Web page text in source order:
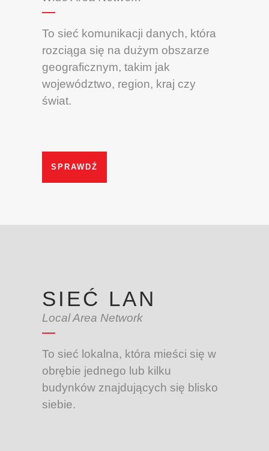
To sieć komunikacji danych, która
rozciąga się na dużym obszarze
geograficznym, takim jak
województwo, region, kraj czy
świat.
SPRAWDŹ
SIEĆ LAN
Local Area Network
To sieć lokalna, która mieści się w
obrębie jednego lub kilku
budynków znajdujących się blisko
siebie.